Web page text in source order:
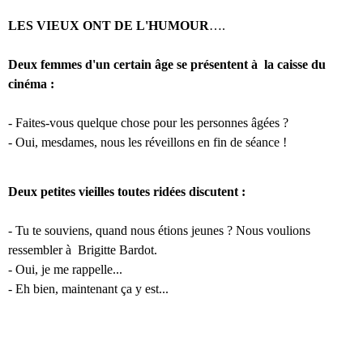
LES VIEUX ONT DE L'HUMOUR….
Deux femmes d'un certain âge se présentent à la caisse du
cinéma :
- Faites-vous quelque chose pour les personnes âgées ?
- Oui, mesdames, nous les réveillons en fin de séance !
Deux petites vieilles toutes ridées discutent :
- Tu te souviens, quand nous étions jeunes ? Nous voulions
ressembler à Brigitte Bardot.
- Oui, je me rappelle...
- Eh bien, maintenant ça y est...